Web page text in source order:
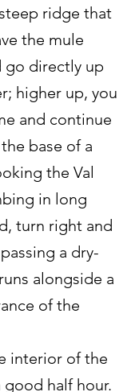
ridge that
the mule
go directly up
higher up, you
and continue
base of a
the Val
in long
turn right and
a dry-
alongside a
of the
interior of the
half hour.